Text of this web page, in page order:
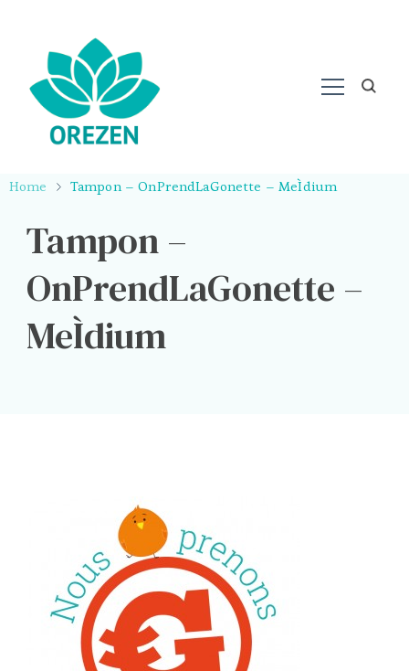
Home Tampon – OnPrendLaGonette – MeÌdium
Tampon –
OnPrendLaGonette –
MeÌdium